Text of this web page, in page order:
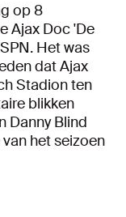
op 8
Ajax Doc 'De
Het was
dat Ajax
Stadion ten
blikken
Danny Blind
het seizoen